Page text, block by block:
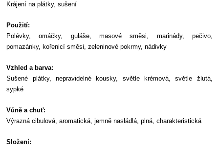
Krájení na plátky, sušení
Použití:
Polévky, omáčky, guláše, masové směsi, marinády, pečivo,
pomazánky, kořenicí směsi, zeleninové pokrmy, nádivky
Vzhled a barva:
Sušené plátky, nepravidelné kousky, světle krémová, světle žlutá,
sypké
Vůně a chuť:
Výrazná cibulová, aromatická, jemně nasládlá, plná, charakteristická
Složení: